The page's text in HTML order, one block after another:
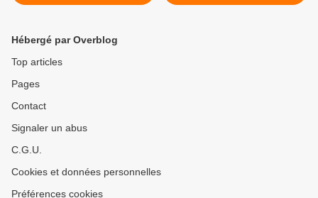
Hébergé par Overblog
Top articles
Pages
Contact
Signaler un abus
C.G.U.
Cookies et données personnelles
Préférences cookies